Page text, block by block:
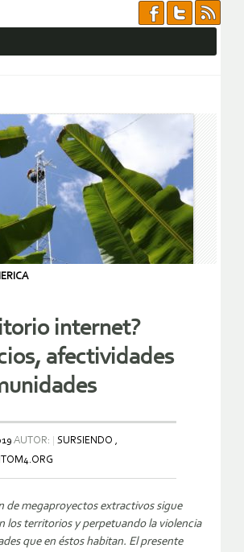
internet?
afectividades
AUTOR:
SURSIENDO ,
de megaproyectos extractivos sigue
los territorios y perpetuando la violencia
que en éstos habitan. El presente